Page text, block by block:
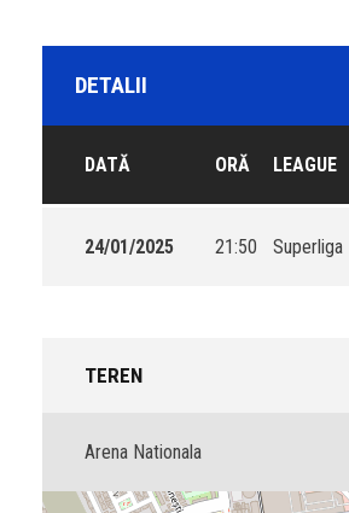
DETALII
DATĂ ORĂ LEAGUE
24/01/2025 21:50 Superliga
TEREN
Arena Nationala